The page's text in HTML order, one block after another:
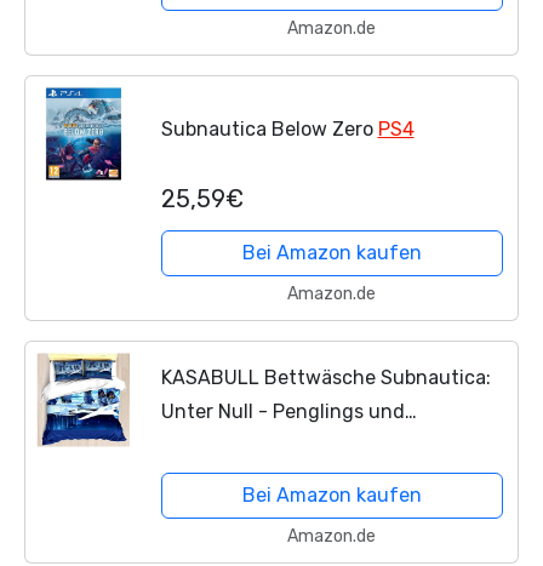
Amazon.de
Subnautica Below Zero PS4
25,59€
Bei Amazon kaufen
Amazon.de
KASABULL Bettwäsche Subnautica:
Unter Null - Penglings und
Muster, 3 teilig microfaser
Bettwäsche warme Bettbezüge mit...
Bei Amazon kaufen
Amazon.de